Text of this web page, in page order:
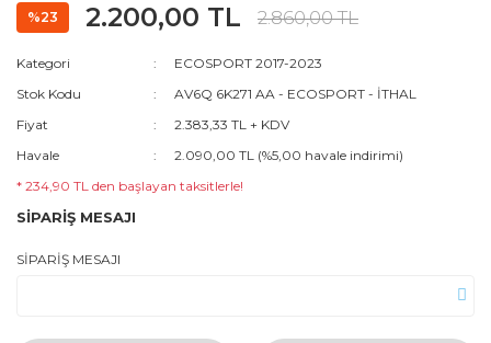
%23 2.200,00 TL 2.860,00 TL
Kategori
ECOSPORT 2017-2023
Stok Kodu
AV6Q 6K271 AA - ECOSPORT - İTHAL
Fiyat
2.383,33 TL + KDV
Havale
2.090,00 TL (%5,00 havale indirimi)
* 234,90 TL den başlayan taksitlerle!
SİPARİŞ MESAJI
SİPARİŞ MESAJI